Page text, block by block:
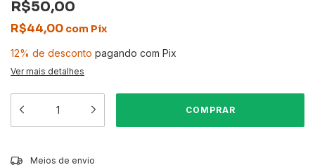
R$50,00
R$44,00 com Pix
12% de desconto pagando com Pix
Ver mais detalhes
Entregas para o CEP:
Meios de envio